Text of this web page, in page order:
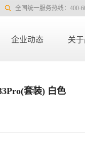
全国统一服务热线：400-
企业动态 关
套装) 白色